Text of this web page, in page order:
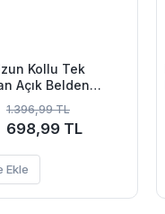
Kollu Tek
Açık Belden
Janjan Krep
1.396,99 TL
698,99 TL
Ekle